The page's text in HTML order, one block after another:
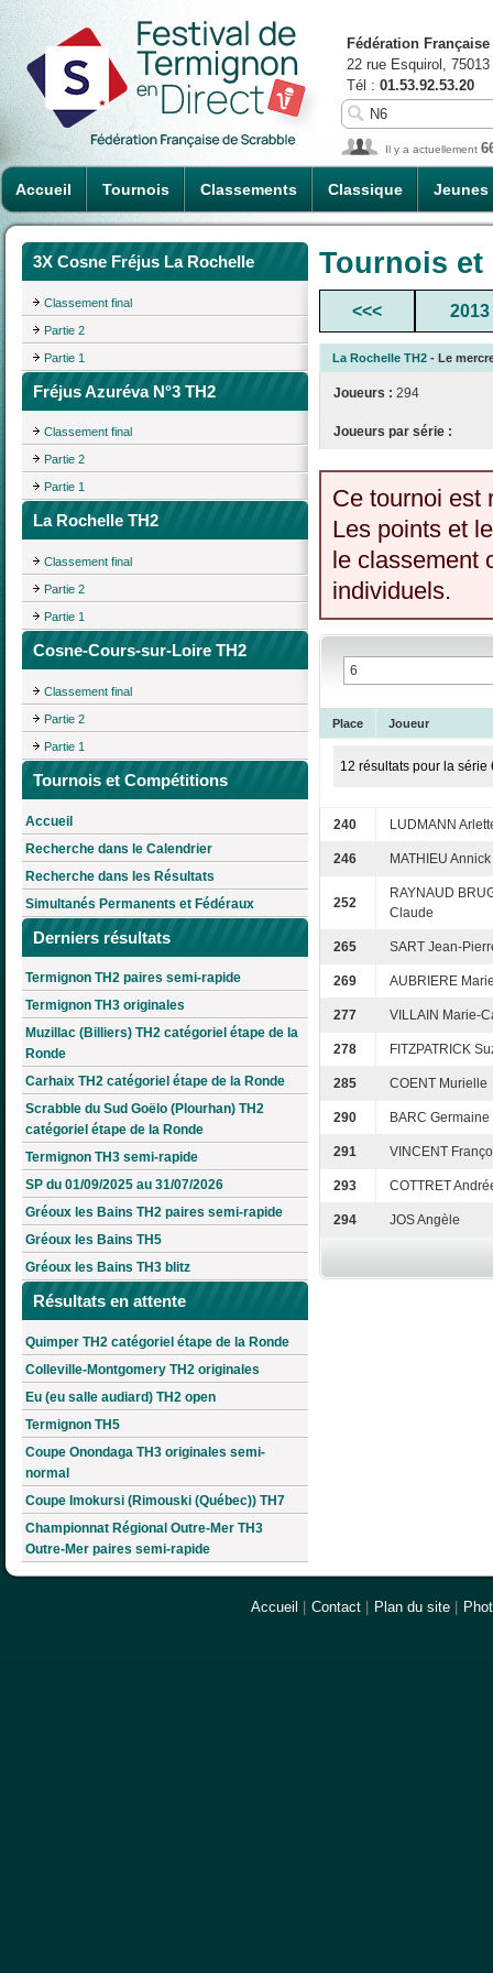
Accueil Tournois Classements Classique Jeunes
Fédération
22 rue Esquirol,
Tél : 01.53.92.53.20
Il y a actuellement
3X Cosne Fréjus La Rochelle
Classement final
Partie 2
Partie 1
Fréjus Azuréva N°3 TH2
Classement final
Partie 2
Partie 1
La Rochelle TH2
Classement final
Partie 2
Partie 1
Cosne-Cours-sur-Loire TH2
Classement final
Partie 2
Partie 1
Tournois et Compétitions
Accueil
Recherche dans le Calendrier
Recherche dans les Résultats
Simultanés Permanents et Fédéraux
Derniers résultats
Termignon TH2 paires semi-rapide
Termignon TH3 originales
Muzillac (Billiers) TH2 catégoriel étape de la
Ronde
Carhaix TH2 catégoriel étape de la Ronde
Scrabble du Sud Goëlo (Plourhan) TH2
catégoriel étape de la Ronde
Termignon TH3 semi-rapide
SP du 01/09/2025 au 31/07/2026
Gréoux les Bains TH2 paires semi-rapide
Gréoux les Bains TH5
Gréoux les Bains TH3 blitz
Résultats en attente
Quimper TH2 catégoriel étape de la Ronde
Colleville-Montgomery TH2 originales
Eu (eu salle audiard) TH2 open
Termignon TH5
Coupe Onondaga TH3 originales semi-
normal
Coupe Imokursi (Rimouski (Québec)) TH7
Championnat Régional Outre-Mer TH3
Outre-Mer paires semi-rapide
Tournois
<<< 2013
La Rochelle TH2 - Le
Joueurs : 294
Joueurs par série :
Ce tournoi est
Les points et
le classement
individuels.
Place Joueur
12 résultats pour la série
240 LUDMANN
246 MATHIEU Annick
252
RAYNAUD
Claude
265 SART Jean-
269 AUBRIERE
277 VILLAIN Marie-
278 FITZPATRICK
285 COENT Murielle
290 BARC Germaine
291 VINCENT
293 COTTRET
294 JOS Angèle
Accueil Contact Plan du site